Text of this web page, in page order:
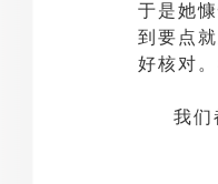
于是她
到要点
好核对
我们